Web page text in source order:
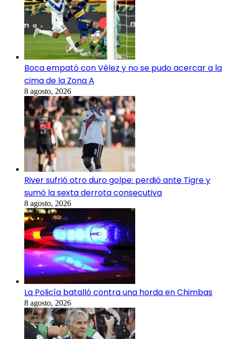
Boca empató con Vélez y no se pudo acercar a la
cima de la Zona A
8 agosto, 2026
River sufrió otro duro golpe: perdió ante Tigre y
sumó la sexta derrota consecutiva
8 agosto, 2026
La Policía batalló contra una horda en Chimbas
8 agosto, 2026